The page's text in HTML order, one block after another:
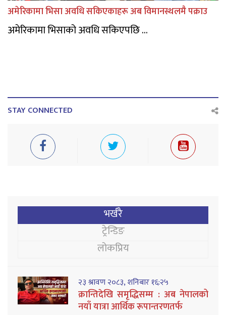
अमेरिकामा भिसा अवधि सकिएकाहरू अब विमानस्थलमै पक्राउ
अमेरिकामा भिसाको अवधि सकिएपछि ...
STAY CONNECTED
भर्खरै
ट्रेन्डिङ
लोकप्रिय
२३ श्रावण २०८३, शनिबार १६:२५
क्रान्तिदेखि समृद्धिसम्म : अब नेपालको
नयाँ यात्रा आर्थिक रूपान्तरणतर्फ